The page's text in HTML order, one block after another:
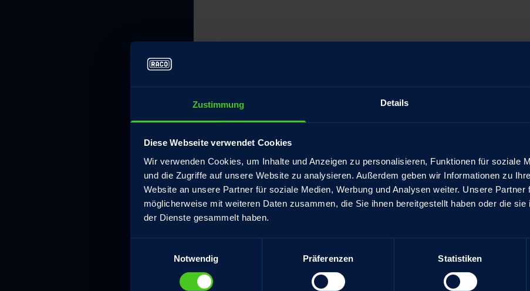
Zustimmung Details
Diese Webseite verwendet Cookies
Wir verwenden Cookies, um Inhalte und Anzeigen zu personalisieren, Funktionen für soziale
und die Zugriffe auf unsere Website zu analysieren. Außerdem geben wir Informationen zu
Website an unsere Partner für soziale Medien, Werbung und Analysen weiter. Unsere Partner
möglicherweise mit weiteren Daten zusammen, die Sie ihnen bereitgestellt haben oder die
der Dienste gesammelt haben.
Notwendig
Präferenzen Statistiken